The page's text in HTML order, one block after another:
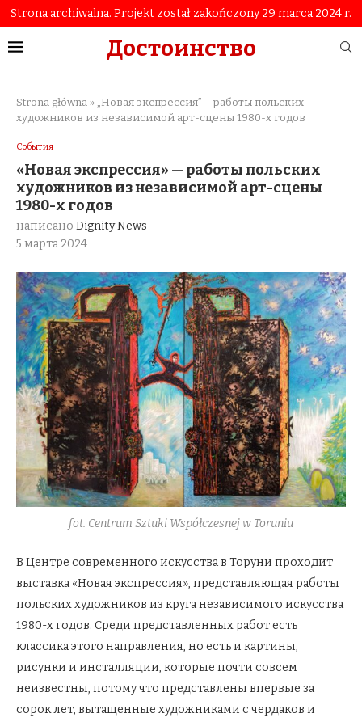
Strona archiwalna. Projekt został zakończony 29 marca 2024 r.
Достоинство
Strona główna » „Новая экспрессия” – работы польских
художников из независимой арт-сцены 1980-х годов
События
«Новая экспрессия» — работы польских
художников из независимой арт-сцены
1980-х годов
написано Dignity News
5 марта 2024
fot. Centrum Sztuki Współczesnej w Toruniu
В Центре современного искусства в Торуни проходит
выставка «Новая экспрессия», представляющая работы
польских художников из круга независимого искусства
1980-х годов. Среди представленных работ есть
классика этого направления, но есть и картины,
рисунки и инсталляции, которые почти совсем
неизвестны, потому что представлены впервые за
сорок лет, вытащенные художниками с чердаков и